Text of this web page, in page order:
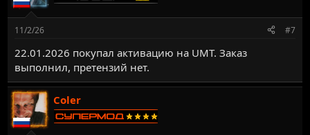
11/2/26 #7
22.01.2026 покупал активацию на UMT. Заказ
выполнил, претензий нет.
Coler